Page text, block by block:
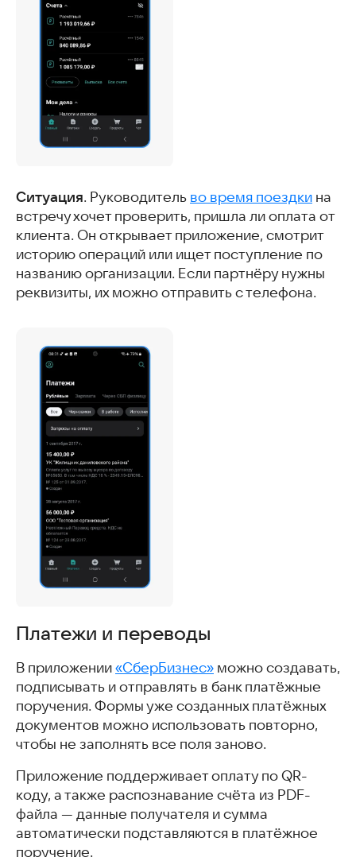
Ситуация. Руководитель во время поездки на
встречу хочет проверить, пришла ли оплата от
клиента. Он открывает приложение, смотрит
историю операций или ищет поступление по
названию организации. Если партнёру нужны
реквизиты, их можно отправить с телефона.
Платежи и переводы
В приложении «СберБизнес» можно создавать,
подписывать и отправлять в банк платёжные
поручения. Формы уже созданных платёжных
документов можно использовать повторно,
чтобы не заполнять все поля заново.
Приложение поддерживает оплату по QR-
коду, а также распознавание счёта из PDF-
файла — данные получателя и сумма
автоматически подставляются в платёжное
поручение.